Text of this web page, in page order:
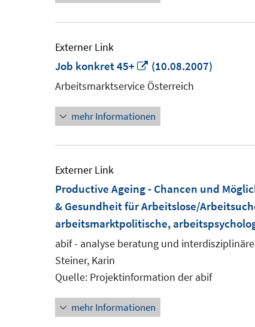
Externer Link
Job konkret 45+
In
neuem
öffnen
(10.08.2007)
Arbeitsmarktservice Österreich
mehr Informationen
Externer Link
Productive Ageing - Chancen und
& Gesundheit für Arbeitslose/
arbeitsmarktpolitische,
abif - analyse beratung und
Steiner, Karin
Quelle: Projektinformation der abif
mehr Informationen